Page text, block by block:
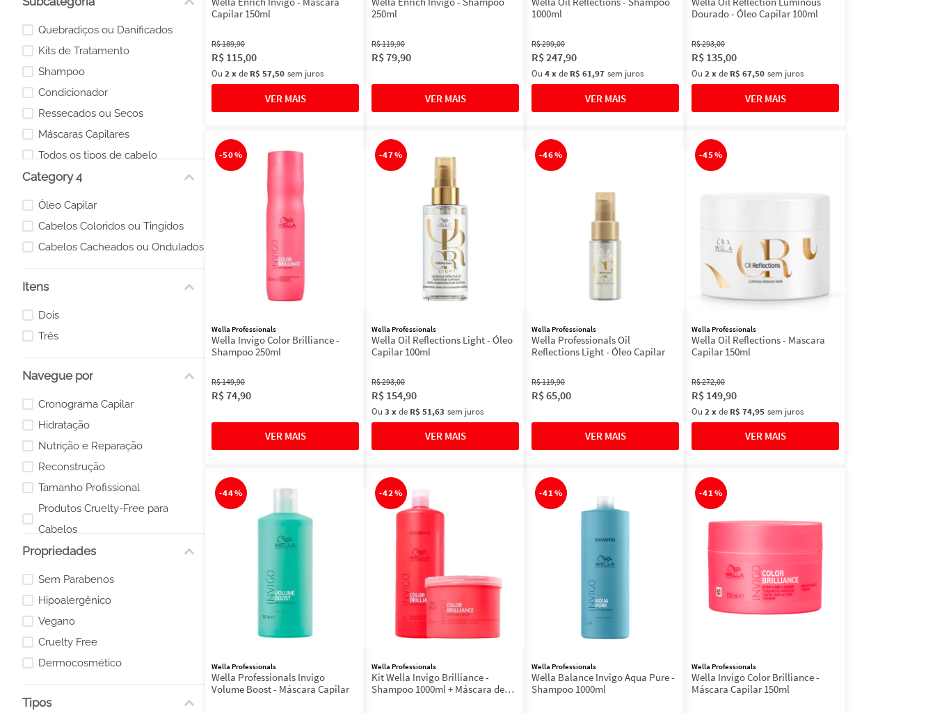
Quebradiços ou Danificados
Kits de Tratamento
Shampoo
Condicionador
Ressecados ou Secos
Máscaras Capilares
Todos os tipos de cabelo
Coloridos ou com Mechas
Óleos
Category 4
Óleo Capilar
Cabelos Coloridos ou Tingidos
Cabelos Cacheados ou Ondulados
Itens
Dois
Três
Navegue por
Cronograma Capilar
Hidratação
Nutrição e Reparação
Reconstrução
Tamanho Profissional
Produtos Cruelty-Free para
Cabelos
Produtos Veganos para Cabelos
Propriedades
Sem Parabenos
Hipoalergênico
Vegano
Cruelty Free
Dermocosmético
Tipos
Capilar 150ml
R$189,90
R$ 115,00
Ou 2xde R$ 57,50 sem juros
250ml
R$119,90
R$79,90
1000ml
R$299,00
R$247,90
Ou 4xde R$ 61,97 sem juros
Dourado - Óleo Capilar 100ml
R$293,00
R$ 135,00
Ou 2xde R$ 67,50 sem juros
-50%
Wella Professionals
Wella Invigo Color Brilliance -
Shampoo 250ml
R$149,90
R$74,90
-47%
Wella Professionals
Wella Oil Reflections Light - Óleo
Capilar 100ml
R$293,00
R$ 154,90
Ou 3 xde R$ 51,63 sem juros
-46%
Wella Professionals
Wella Professionals Oil
Reflections Light - Óleo Capilar
R$119,90
R$65,00
-45%
Wella Professionals
Wella Oil Reflections - Mascara
Capilar 150ml
R$272,00
R$ 149,90
Ou 2xde R$ 74,95 sem juros
-44%
Wella Professionals
Wella Professionals Invigo
Volume Boost - Máscara Capilar
-42%
Wella Professionals
Kit Wella Invigo Brilliance -
Shampoo 1000ml + Máscara de
-41%
Wella Professionals
Wella Balance Invigo Aqua Pure -
Shampoo 1000ml
-41%
Wella Professionals
Wella Invigo Color Brilliance -
Máscara Capilar 150ml